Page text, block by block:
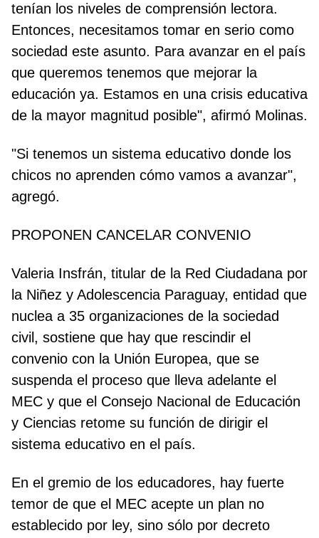
tenían los niveles de comprensión lectora.
Entonces, necesitamos tomar en serio como
sociedad este asunto. Para avanzar en el país
que queremos tenemos que mejorar la
educación ya. Estamos en una crisis educativa
de la mayor magnitud posible", afirmó Molinas.
"Si tenemos un sistema educativo donde los
chicos no aprenden cómo vamos a avanzar",
agregó.
PROPONEN CANCELAR CONVENIO
Valeria Insfrán, titular de la Red Ciudadana por
la Niñez y Adolescencia Paraguay, entidad que
nuclea a 35 organizaciones de la sociedad
civil, sostiene que hay que rescindir el
convenio con la Unión Europea, que se
suspenda el proceso que lleva adelante el
MEC y que el Consejo Nacional de Educación
y Ciencias retome su función de dirigir el
sistema educativo en el país.
En el gremio de los educadores, hay fuerte
temor de que el MEC acepte un plan no
establecido por ley, sino sólo por decreto